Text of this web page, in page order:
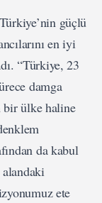
güçlü
en iyi
“Türkiye, 23
damga
bir ülke haline
da kabul
ete